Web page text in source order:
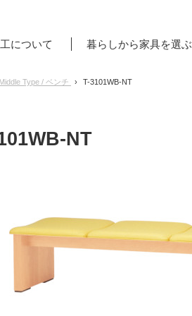
について 暮らしから家具を選ぶ
Middle Type / ベンチ T-3101WB-NT
NT